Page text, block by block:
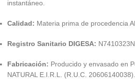
instantáneo.
Calidad: Materia prima de procedencia
Registro Sanitario DIGESA:
Fabricación: Producido y envasado en
NATURAL E.I.R.L. (R.U.C. 20606140038).